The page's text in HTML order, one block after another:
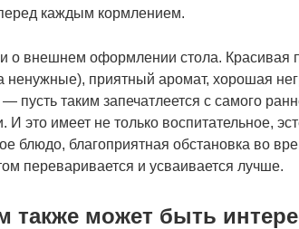
каждым кормлением.
о внешнем оформлении стола. Красивая
ненужные), приятный аромат, хорошая
таким запечатлеется с самого
это имеет не только воспитательное,
блюдо, благоприятная обстановка во
переваривается и усваивается лучше.
также может быть